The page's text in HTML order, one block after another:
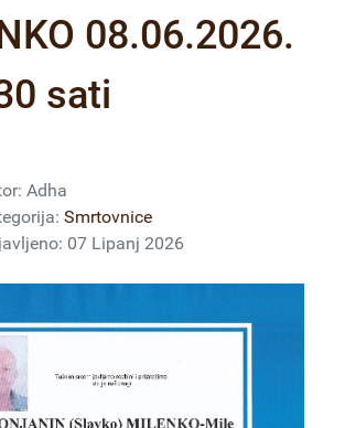
08.06.2026.
sati
Adha
Smrtovnice
07 Lipanj 2026